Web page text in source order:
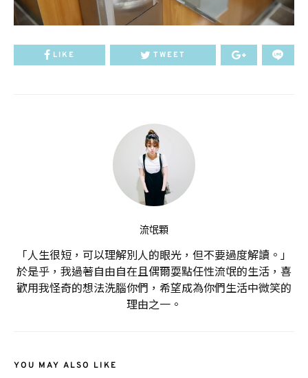
LIKE TWEET
流氓顆
「人生很短，可以理解別人的眼光，但不要過度解讀。」
於是乎，我過著自由自在且偶爾耍點任性流氓的生活，喜
歡用我怪奇的想法洗腦你們，希望成為你們生活中微笑的
理由之一。
YOU MAY ALSO LIKE